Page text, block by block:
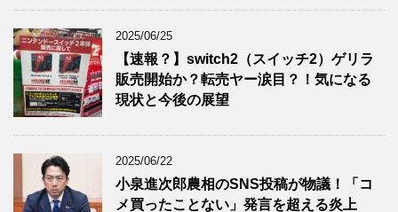
2025/06/25
【速報？】switch2（スイッチ2）ゲリラ
販売開始か？転売ヤー涙目？！気になる
現状と今後の展望
2025/06/22
小泉進次郎農相のSNS投稿が物議！「コ
メ買ったことない」発言を超える炎上